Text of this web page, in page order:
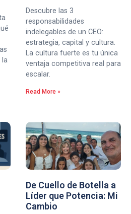
la
Descubre las 3
responsabilidades
indelegables de un CEO:
estrategia, capital y cultura.
La cultura fuerte es tu única
ventaja competitiva real para
escalar.
Read More »
De Cuello de Botella a
Líder que Potencia: Mi
Cambio